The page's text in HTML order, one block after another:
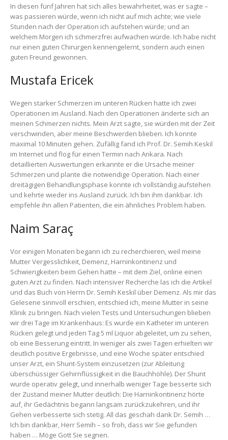
In diesen fünf Jahren hat sich alles bewahrheitet, was er sagte –
was passieren würde, wenn ich nicht auf mich achte; wie viele
Stunden nach der Operation ich aufstehen würde; und an
welchem Morgen ich schmerzfrei aufwachen würde. Ich habe nicht
nur einen guten Chirurgen kennengelernt, sondern auch einen
guten Freund gewonnen.
Mustafa Ericek
Wegen starker Schmerzen im unteren Rücken hatte ich zwei
Operationen im Ausland. Nach den Operationen änderte sich an
meinen Schmerzen nichts. Mein Arzt sagte, sie würden mit der Zeit
verschwinden, aber meine Beschwerden blieben. Ich konnte
maximal 10 Minuten gehen. Zufällig fand ich Prof. Dr. Semih Keskil
im Internet und flog für einen Termin nach Ankara. Nach
detaillierten Auswertungen erkannte er die Ursache meiner
Schmerzen und plante die notwendige Operation. Nach einer
dreitägigen Behandlungsphase konnte ich vollständig aufstehen
und kehrte wieder ins Ausland zurück. Ich bin ihm dankbar. Ich
empfehle ihn allen Patienten, die ein ähnliches Problem haben.
Naim Saraç
Vor einigen Monaten begann ich zu recherchieren, weil meine
Mutter Vergesslichkeit, Demenz, Harninkontinenz und
Schwierigkeiten beim Gehen hatte – mit dem Ziel, online einen
guten Arzt zu finden. Nach intensiver Recherche las ich die Artikel
und das Buch von Herrn Dr. Semih Keskil über Demenz. Als mir das
Gelesene sinnvoll erschien, entschied ich, meine Mutter in seine
Klinik zu bringen. Nach vielen Tests und Untersuchungen blieben
wir drei Tage im Krankenhaus: Es wurde ein Katheter im unteren
Rücken gelegt und jeden Tag 5 ml Liquor abgeleitet, um zu sehen,
ob eine Besserung eintritt. In weniger als zwei Tagen erhielten wir
deutlich positive Ergebnisse, und eine Woche später entschied
unser Arzt, ein Shunt-System einzusetzen (zur Ableitung
überschüssiger Gehirnflüssigkeit in die Bauchhöhle). Der Shunt
wurde operativ gelegt, und innerhalb weniger Tage besserte sich
der Zustand meiner Mutter deutlich: Die Harninkontinenz hörte
auf, ihr Gedächtnis begann langsam zurückzukehren, und ihr
Gehen verbesserte sich stetig. All das geschah dank Dr. Semih …
Ich bin dankbar, Herr Semih – so froh, dass wir Sie gefunden
haben … Möge Gott Sie segnen.